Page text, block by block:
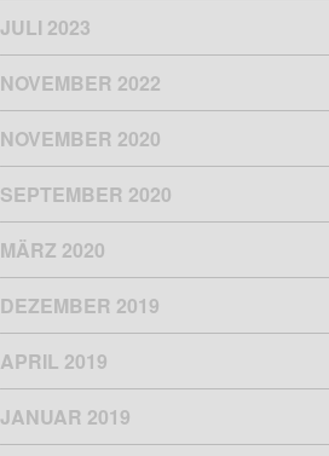
JULI 2023
NOVEMBER 2022
NOVEMBER 2020
SEPTEMBER 2020
MÄRZ 2020
DEZEMBER 2019
APRIL 2019
JANUAR 2019